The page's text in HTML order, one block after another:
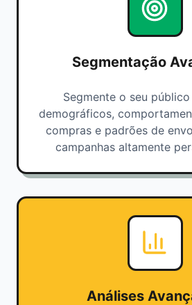
Segmentação
Segmente o seu
demográficos,
compras e padrões de
campanhas altamente
Análises